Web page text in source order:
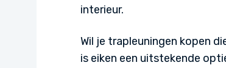
interieur.
Wil je trapleuningen kopen
is eiken een uitstekende